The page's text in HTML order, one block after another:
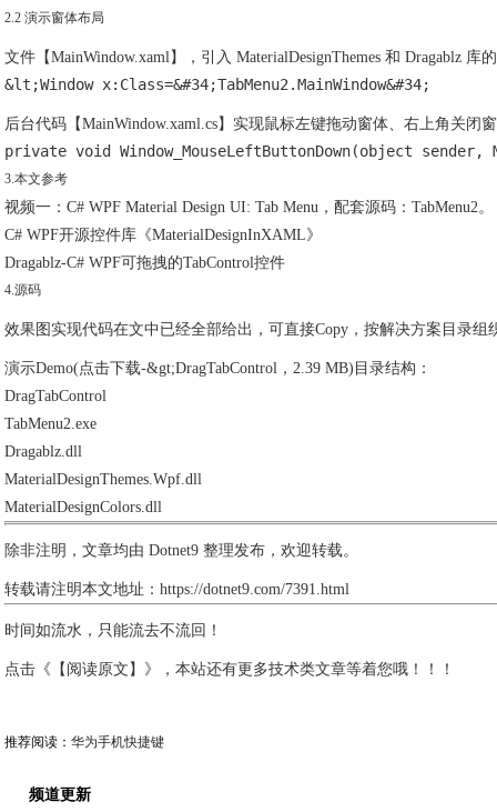
2.2 演示窗体布局
文件【MainWindow.xaml】，引入 MaterialDesignThemes 和 Dragablz
&lt;Window
后台代码【MainWindow.xaml.cs】实现鼠标左键拖动窗体、右上角关闭
private void Window_MouseLeftButtonDown(object
3.本文参考
视频一：C# WPF Material Design UI: Tab Menu，配套源码：TabMenu2。
C# WPF开源控件库《MaterialDesignInXAML》
Dragablz-C# WPF可拖拽的TabControl控件
4.源码
效果图实现代码在文中已经全部给出，可直接Copy，按解决方案目录组
演示Demo(点击下载-&gt;DragTabControl，2.39 MB)目录结构：
DragTabControl
TabMenu2.exe
Dragablz.dll
MaterialDesignThemes.Wpf.dll
MaterialDesignColors.dll
除非注明，文章均由 Dotnet9 整理发布，欢迎转载。
转载请注明本文地址：https://dotnet9.com/7391.html
时间如流水，只能流去不流回！
点击《【阅读原文】》，本站还有更多技术类文章等着您哦！！！
推荐阅读：华为手机快捷键
频道更新